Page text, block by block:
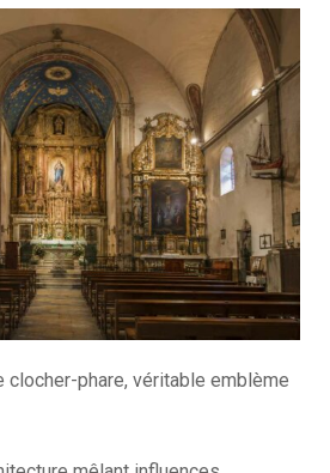
clocher-phare, véritable emblème